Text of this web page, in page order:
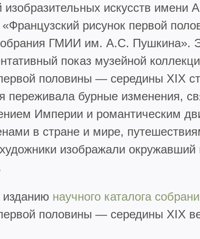
изобразительных искусств имени
«Французский рисунок первой
ГМИИ им. А.С. Пушкина».
показ музейной
половины — середины XIX
переживала бурные изменения,
Империи и романтическим
в стране и мире,
изображали окружавший
изданию научного каталога
половины — середины XIX